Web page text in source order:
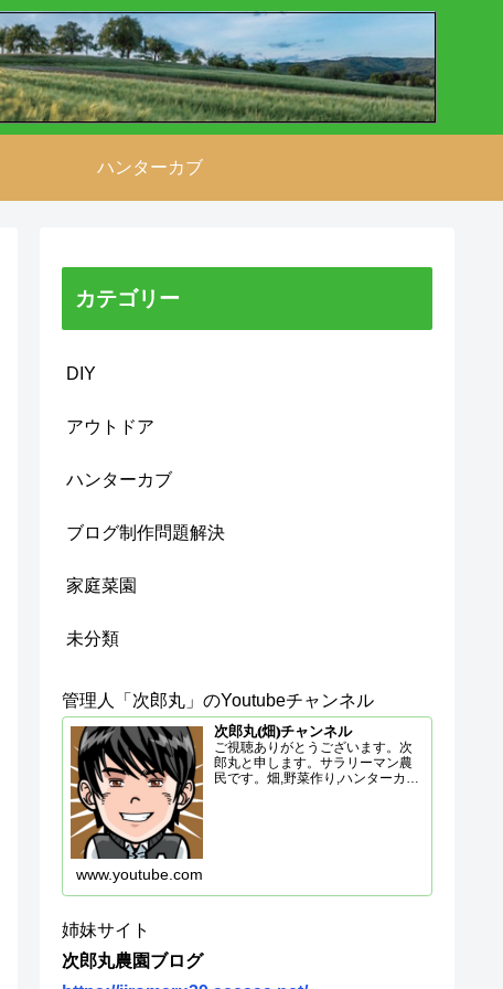
ハンターカブ
カテゴリー
DIY
アウトドア
ハンターカブ
ブログ制作問題解決
家庭菜園
未分類
管理人「次郎丸」のYoutubeチャンネル
次郎丸⦅畑⦆チャンネル
ご視聴ありがとうございます。次
郎丸と申します。サラリーマン農
民です。畑,野菜作り,ハンターカブ,
www.youtube.com
姉妹サイト
次郎丸農園ブログ